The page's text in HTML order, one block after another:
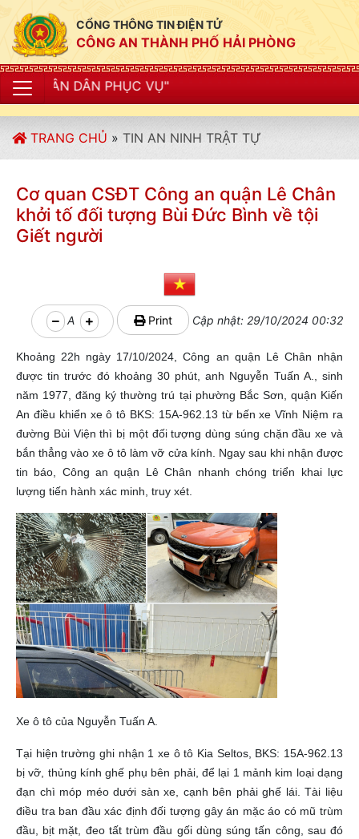
CỔNG THÔNG TIN ĐIỆN TỬ
CÔNG AN THÀNH PHỐ HẢI PHÒNG
TRANG CHỦ » TIN AN NINH TRẬT TỰ
Cơ quan CSĐT Công an quận Lê Chân
khởi tố đối tượng Bùi Đức Bình về tội
Giết người
A Print Cập nhật: 29/10/2024 00:32
Khoảng 22h ngày 17/10/2024, Công an quận Lê Chân nhận
được tin trước đó khoảng 30 phút, anh Nguyễn Tuấn A., sinh
năm 1977, đăng ký thường trú tại phường Bắc Sơn, quận Kiến
An điều khiển xe ô tô BKS: 15A-962.13 từ bến xe Vĩnh Niệm ra
đường Bùi Viện thì bị một đối tượng dùng súng chặn đầu xe và
bắn thẳng vào xe ô tô làm vỡ cửa kính. Ngay sau khi nhận được
tin báo, Công an quận Lê Chân nhanh chóng triển khai lực
lượng tiến hành xác minh, truy xét.
Xe ô tô của Nguyễn Tuấn A.
Tại hiện trường ghi nhận 1 xe ô tô Kia Seltos, BKS: 15A-962.13
bị vỡ, thủng kính ghế phụ bên phải, để lại 1 mảnh kim loại dạng
đạn chì móp méo dưới sàn xe, cạnh bên phải ghế lái. Tài liệu
điều tra ban đầu xác định đối tượng gây án mặc áo có mũ trùm
đầu, bịt mặt, đeo tất trùm đầu gối dùng súng tấn công, sau đó